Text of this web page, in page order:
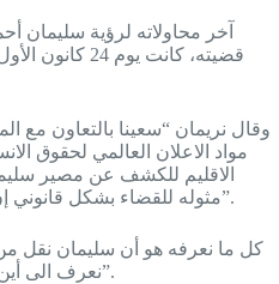
آخر محاولاته لرؤية سليمان
قضيته، كانت
وقال نريمان “سعينا بالتعاون مع
مواد الاعلان العالمي لحقوق
الاقليم للكشف عن مصير
مثوله للقضاء بشكل قانوني إن كان قد ارتكب أي تهم موجهة له”.
نعرف الى أين وأي جهة أمنية أخرى تعتقله حالياً”.